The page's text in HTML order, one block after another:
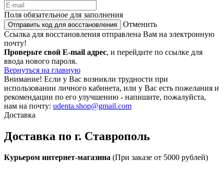
Поля обязательное для заполнения
Отправить код для восстановления
Отменить
Ссылка для восстановления отправлена Вам на электронную
почту!
Проверьте свой E-mail адрес, и перейдите по ссылке для
ввода нового пароля.
Вернуться на главную
Внимание! Если у Вас возникли трудности при
использовании личного кабинета, или у Вас есть пожелания и
рекомендации по его улучшению - напишите, пожалуйста,
нам на почту: udenta.shop@gmail.com
Доставка
Доставка по г. Ставрополь
Курьером интернет-магазина (При заказе от 5000 рублей)